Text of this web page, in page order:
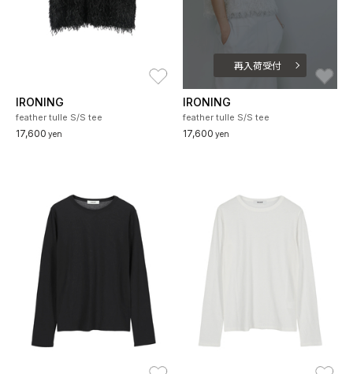
IRONING
feather tulle S/S tee
17,600 yen
再入荷受付
IRONING
feather tulle S/S tee
17,600 yen